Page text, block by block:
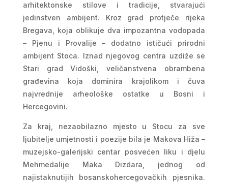
arhitektonske stilove i tradicije, stvarajući
jedinstven ambijent. Kroz grad protječe rijeka
Bregava, koja oblikuje dva impozantna vodopada
– Pjenu i Provalije – dodatno ističući prirodni
ambijent Stoca. Iznad njegovog centra uzdiže se
Stari grad Vidoški, veličanstvena obrambena
građevina koja dominira krajolikom i čuva
najvrednije arheološke ostatke u Bosni i
Hercegovini.
Za kraj, nezaobilazno mjesto u Stocu za sve
ljubitelje umjetnosti i poezije bila je Makova Hiža –
muzejsko-galerijski centar posvećen liku i djelu
Mehmedalije Maka Dizdara, jednog od
najistaknutijih bosanskohercegovačkih pjesnika.